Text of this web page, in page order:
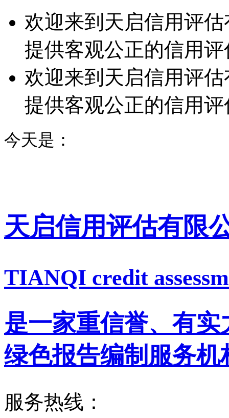
欢迎来到天启信用评
提供客观公正的信用
欢迎来到天启信用评
提供客观公正的信用
今天是：
天启信用评估有限
TIANQI credit
是一家重信誉、有
绿色报告编制服务机
服务热线：